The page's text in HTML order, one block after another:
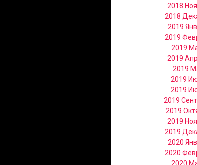
2018
2018
2019
2019
2019
2019
2019
2019
2019
2019
2019
2019
2019
2020
2020